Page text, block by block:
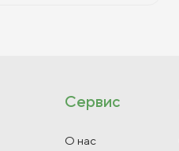
Сервис
О нас